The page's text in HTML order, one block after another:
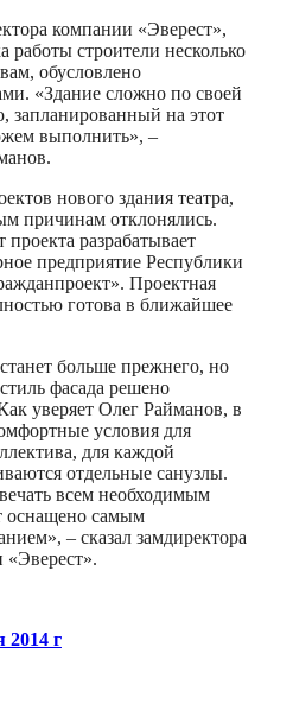
компании «Эверест»,
работы строители несколько
обусловлено
«Здание сложно по своей
запланированный на этот
выполнить», –
нового здания театра,
причинам отклонялись.
разрабатывает
предприятие Республики
Проектная
готова в ближайшее
больше прежнего, но
фасада решено
уверяет Олег Райманов, в
условия для
для каждой
отдельные санузлы.
всем необходимым
оснащено самым
– сказал замдиректора
«Эверест».
2014 г